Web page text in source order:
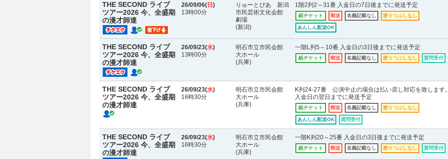
THE SECOND ライブ
ツアー2026 今、全盛期
の漫才師達
26/09/06( 日 )
13時00分
りゅーとぴあ 新潟
市民芸術文化会館
劇場
(新潟)
1階2列2～31番 入金日の7日後までに発送予定
紙チケット 郵送 名義記載なし 塗りつぶしなし
あんしん配送OK
THE SECOND ライブ
ツアー2026 今、全盛期
の漫才師達
26/09/23(水)
13時00分
明石市立市民会館
大ホール
(兵庫)
一階L列5～10番 入金日の3日後までに発送予定
紙チケット 郵送 名義記載なし 塗りつぶしなし 質問受付
THE SECOND ライブ
ツアー2026 今、全盛期
の漫才師達
26/09/23(水)
16時30分
明石市立市民会館
大ホール
(兵庫)
K列24-27番 公演中止の場合は払い戻し対応を致します。
入金日の翌日までに発送予定
紙チケット 郵送 名義記載なし 塗りつぶしなし
あんしん配送OK 質問受付
THE SECOND ライブ
ツアー2026 今、全盛期
の漫才師達
26/09/23(水)
16時30分
明石市立市民会館
大ホール
(兵庫)
一階K列20～25番 入金日の3日後までに発送予定
紙チケット 郵送 名義記載なし 塗りつぶしなし 質問受付